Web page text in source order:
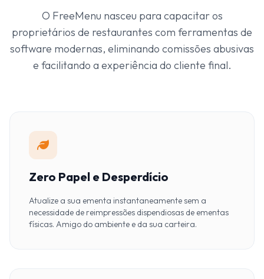
O FreeMenu nasceu para capacitar os
proprietários de restaurantes com ferramentas de
software modernas, eliminando comissões abusivas
e facilitando a experiência do cliente final.
Zero Papel e Desperdício
Atualize a sua ementa instantaneamente sem a
necessidade de reimpressões dispendiosas de ementas
físicas. Amigo do ambiente e da sua carteira.